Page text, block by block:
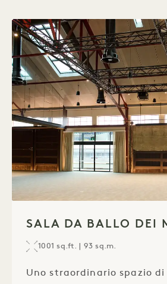
SALA DA BALLO DEI
1001 sq.ft. | 93 sq.m.
Uno straordinario spazio di